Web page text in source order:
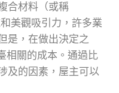
合材料（或稱
美觀吸引力，許多業
是，在做出決定之
相關的成本。通過比
及的因素，屋主可以